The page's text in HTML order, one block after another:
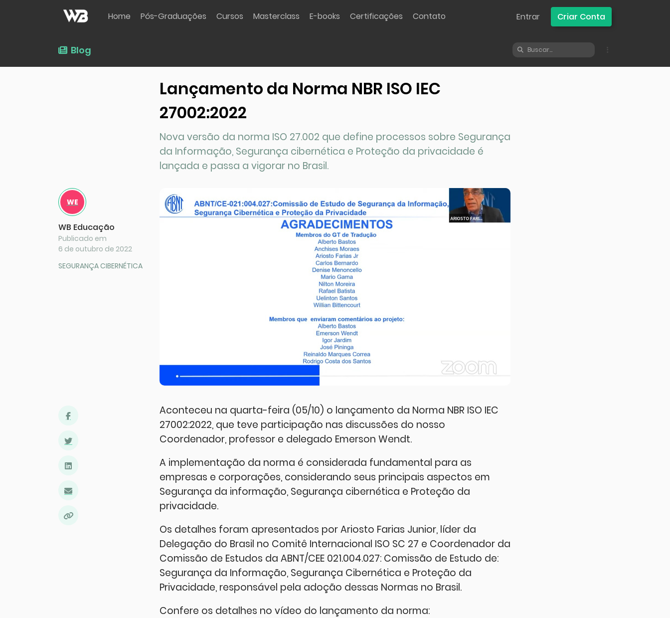
Home Pós-Graduações Cursos Masterclass E-books Certificações Contato Entrar Criar Conta
Blog
Lançamento da Norma NBR ISO IEC
27002:2022
Nova versão da norma ISO 27.002 que define processos sobre Segurança
da Informação, Segurança cibernética e Proteção da privacidade é
lançada e passa a vigorar no Brasil.
WE
WB Educação
Publicado em
6 de outubro de 2022
SEGURANÇA CIBERNÉTICA
Aconteceu na quarta-feira (05/10) o lançamento da Norma NBR ISO IEC
27002:2022, que teve participação nas discussões do nosso
Coordenador, professor e delegado Emerson Wendt.
A implementação da norma é considerada fundamental para as
empresas e corporações, considerando seus principais aspectos em
Segurança da informação, Segurança cibernética e Proteção da
privacidade.
Os detalhes foram apresentados por Ariosto Farias Junior, líder da
Delegação do Brasil no Comitê Internacional ISO SC 27 e Coordenador da
Comissão de Estudos da ABNT/CEE 021.004.027: Comissão de Estudo de:
Segurança da Informação, Segurança Cibernética e Proteção da
Privacidade, responsável pela adoção dessas Normas no Brasil.
Confere os detalhes no vídeo do lançamento da norma: